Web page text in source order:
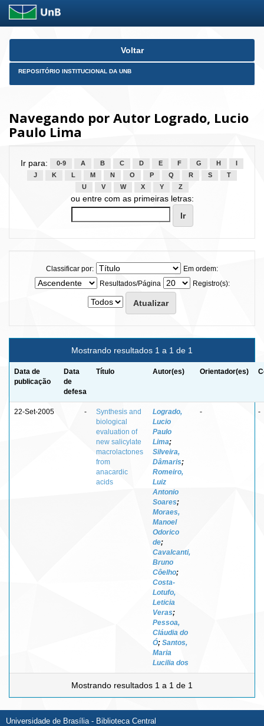
Skip
Voltar
REPOSITÓRIO INSTITUCIONAL DA UNB
Navegando por Autor Logrado, Lucio
Paulo Lima
Ir para: 0-9 A B C D E F G H
J
K L M N O P Q R S
T
U
V W X Y Z
ou entre com as primeiras letras:
Classificar por:
Em ordem:
Resultados/Página
Registro(s):
Mostrando resultados 1 a 1 de 1
Data de
publicação
Data
de
defesa
Título Autor(es) Orientador(es)
22-Set-2005 -
Synthesis and
biological
evaluation of
new salicylate
macrolactones
from
anacardic
acids
Logrado,
Lucio
Paulo
Lima;
Silveira,
Dâmaris;
Romeiro,
Luiz
Antonio
Soares;
Moraes,
Manoel
Odorico
de;
Cavalcanti,
Bruno
Côelho;
Costa-
Lotufo,
Leticia
Veras;
Pessoa,
Cláudia do
Ó; Santos,
Maria
Lucilia dos
- -
Mostrando resultados 1 a 1 de 1
Universidade de Brasília - Biblioteca Central